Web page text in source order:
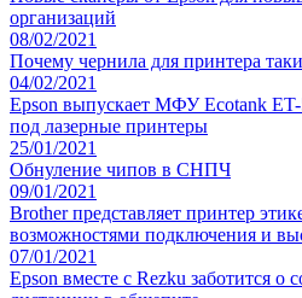
организаций
08/02/2021
Почему чернила для принтера
04/02/2021
Epson выпускает МФУ Ecotank
под лазерные принтеры
25/01/2021
Обнуление чипов в СНПЧ
09/01/2021
Brother представляет принтер
возможностями подключения и
07/01/2021
Epson вместе с Rezku заботится о